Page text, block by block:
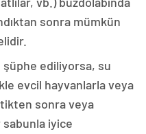
sonra mümkün
ediliyorsa, su
evcil hayvanlarla veya
sonra veya
iyice